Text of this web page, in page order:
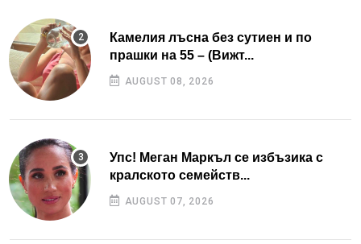
Камелия лъсна без сутиен и по
прашки на 55 – (Вижт...
AUGUST 08, 2026
Упс! Меган Маркъл се избъзика с
кралското семейств...
AUGUST 07, 2026